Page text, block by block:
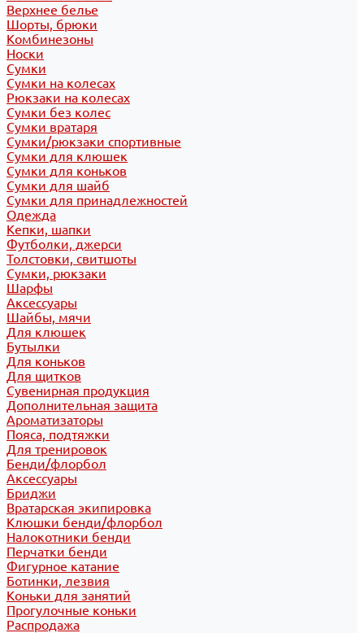
Верхнее белье
Шорты, брюки
Комбинезоны
Носки
Сумки
Сумки на колесах
Рюкзаки на колесах
Сумки без колес
Сумки вратаря
Сумки/рюкзаки спортивные
Сумки для клюшек
Сумки для коньков
Сумки для шайб
Сумки для принадлежностей
Одежда
Кепки, шапки
Футболки, джерси
Толстовки, свитшоты
Сумки, рюкзаки
Шарфы
Аксессуары
Шайбы, мячи
Для клюшек
Бутылки
Для коньков
Для щитков
Сувенирная продукция
Дополнительная защита
Ароматизаторы
Пояса, подтяжки
Для тренировок
Бенди/флорбол
Аксессуары
Бриджи
Вратарская экипировка
Клюшки бенди/флорбол
Налокотники бенди
Перчатки бенди
Фигурное катание
Ботинки, лезвия
Коньки для занятий
Прогулочные коньки
Распродажа